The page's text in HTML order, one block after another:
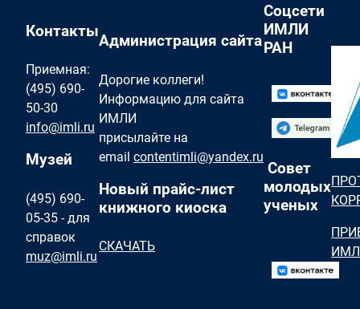
Контакты
Приемная:
(495) 690-
50-30
info@imli.ru
Музей
(495) 690-
05-35 - для
справок
muz@imli.ru
Администрация сайта
Дорогие коллеги!
Информацию для сайта
ИМЛИ
присылайте на
email contentimli@yandex.ru
Новый прайс-лист
книжного киоска
СКАЧАТЬ
Соцсети
ИМЛИ
РАН
Совет
молодых
ученых